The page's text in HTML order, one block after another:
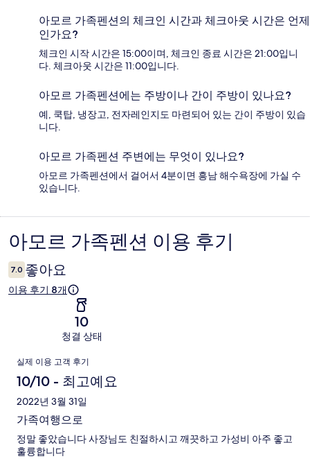
아모르 가족펜션의 체크인 시간과 체크아웃 시간은 언제
인가요?
체크인 시작 시간은 15:00이며, 체크인 종료 시간은 21:00입니
다. 체크아웃 시간은 11:00입니다.
아모르 가족펜션에는 주방이나 간이 주방이 있나요?
예, 쿡탑, 냉장고, 전자레인지도 마련되어 있는 간이 주방이 있습
니다.
아모르 가족펜션 주변에는 무엇이 있나요?
아모르 가족펜션에서 걸어서 4분이면 흥남 해수욕장에 가실 수
있습니다.
이
용
후
아모르 가족펜션 이용 후기
7.0 좋아요
이용 후기 8개
10
청결 상태
이
용
후
기
실제 이용 고객 후기
10/10 - 최고예요
2022년 3월 31일
가족여행으로
정말 좋았습니다 사장님도 친절하시고 깨끗하고 가성비 아주 좋고
훌륭합니다